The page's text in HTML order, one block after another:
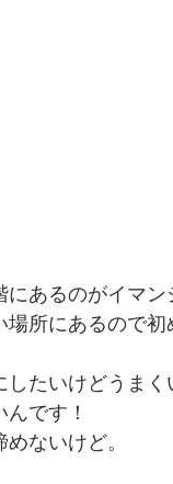
あるのがイマ
所にあるので
したいけどうま
です！
ないけど。